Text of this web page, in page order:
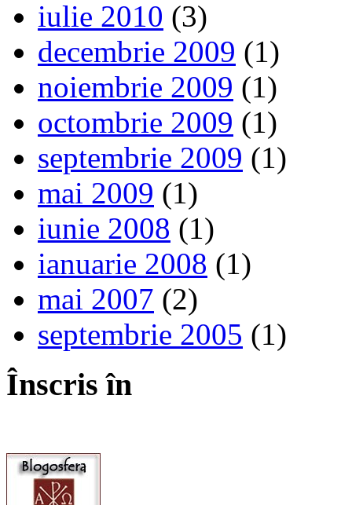
iulie 2010 (3)
decembrie 2009 (1)
noiembrie 2009 (1)
octombrie 2009 (1)
septembrie 2009 (1)
mai 2009 (1)
iunie 2008 (1)
ianuarie 2008 (1)
mai 2007 (2)
septembrie 2005 (1)
Înscris în